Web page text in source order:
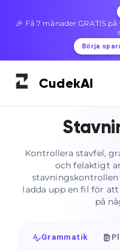
🎉 Få 7 månader GRATIS
Börja
CudekAI
Kontrollera stavfel,
och felaktigt
stavningskontrollen
ladda upp en fil för
på
Grammatik